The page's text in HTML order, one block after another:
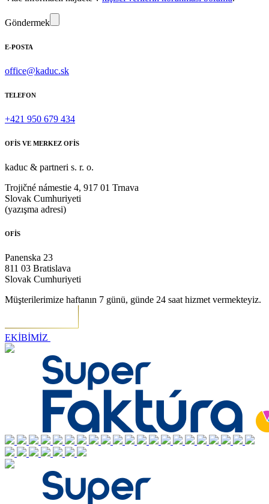
Göndermek
E-POSTA
office@kaduc.sk
TELEFON
+421 950 679 434
OFİS VE MERKEZ OFİS
kaduc & partneri s. r. o.
Trojičné námestie 4, 917 01 Trnava
Slovak Cumhuriyeti
(yazışma adresi)
OFİS
Panenska 23
811 03 Bratislava
Slovak Cumhuriyeti
Müşterilerimize haftanın 7 günü, günde 24 saat hizmet vermekteyiz.
EKİBİMİZ